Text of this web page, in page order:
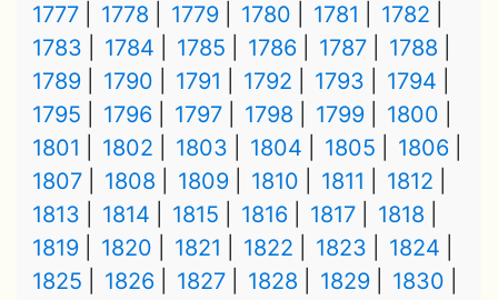
1777
1778 1779 1780 1781
1782
1783
1784 1785 1786 1787
1788
1789
1790 1791 1792 1793
1794
1795
1796 1797 1798 1799
1800
1801
1802 1803 1804 1805
1806
1807
1808 1809 1810 1811
1812
1813
1814 1815 1816 1817
1818
1819
1820 1821 1822 1823
1824
1825
1826 1827 1828 1829
1830